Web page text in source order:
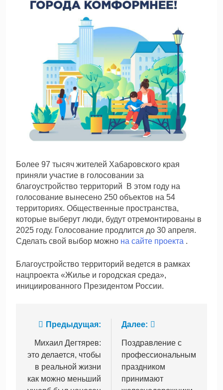
Более 97 тысяч жителей Хабаровского края
приняли участие в голосовании за
благоустройство территорий В этом году на
голосование вынесено 250 объектов на 54
территориях. Общественные пространства,
которые выберут люди, будут отремонтированы в
2025 году. Голосование продлится до 30 апреля.
Сделать свой выбор можно на сайте проекта .
Благоустройство территорий ведется в рамках
нацпроекта «Жилье и городская среда»,
инициированного Президентом России.
Навигация
по
записям
Предыдущая:
Михаил Дегтярев:
это делается, чтобы
в реальной жизни
как можно меньший
Далее:
Поздравление с
профессиональным
праздником
принимают